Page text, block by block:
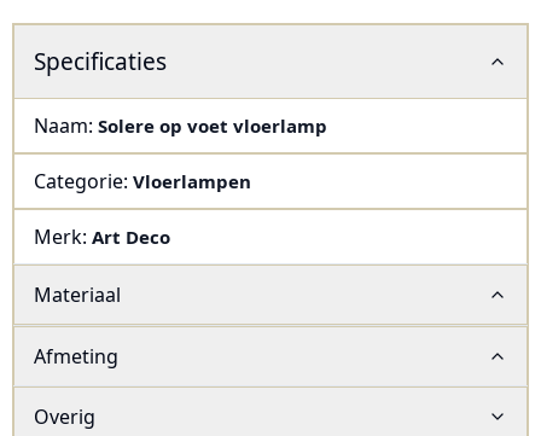
Specificaties
Naam: Solere op voet vloerlamp
Categorie: Vloerlampen
Merk: Art Deco
Materiaal
Afmeting
Overig